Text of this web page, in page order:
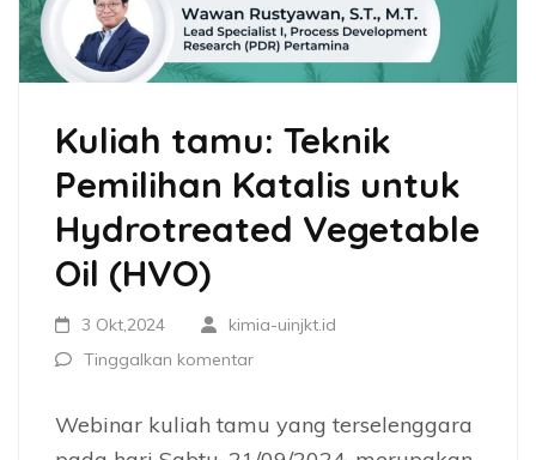
Kuliah tamu: Teknik
Pemilihan Katalis untuk
Hydrotreated Vegetable
Oil (HVO)
3 Okt,2024
kimia-uinjkt.id
Tinggalkan komentar
Webinar kuliah tamu yang terselenggara